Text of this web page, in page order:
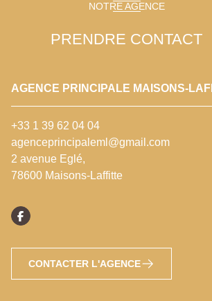
NOTRE AGENCE
PRENDRE CONTACT
AGENCE PRINCIPALE MAISONS-
+33 1 39 62 04 04
agenceprincipaleml@gmail.com
2 avenue Eglé,
78600 Maisons-Laffitte
CONTACTER L'AGENCE